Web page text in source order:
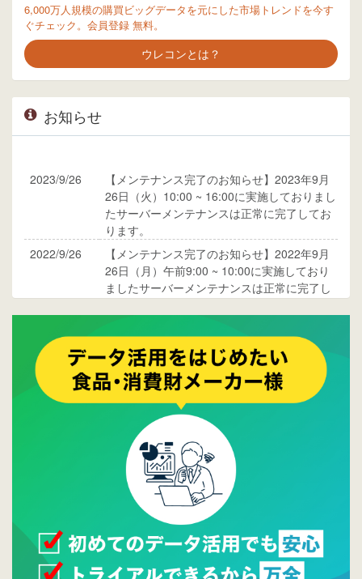
6,000万人規模の購買ビッグデータを元にした市場トレンドを今す
ぐチェック。会員登録 無料。
ウレコンとは？
お知らせ
2023/9/26
【メンテナンス完了のお知らせ】2023年9月
26日（火）10:00 ~ 16:00に実施しておりまし
たサーバーメンテナンスは正常に完了してお
ります。
2022/9/26
【メンテナンス完了のお知らせ】2022年9月
26日（月）午前9:00 ~ 10:00に実施しており
ましたサーバーメンテナンスは正常に完了し
ご覧ください。
2015/10/19
ウレコンのサイト機能を大幅バージョンアッ
プ。詳細はこちら。⇒告知ページへ
2015/09/28
ウレコンが機能拡充し、サイトリニューアル
しました。⇒
ウレコンFacebook
Facebookページを開設しました。詳細は
ら。
ウレコンサイトリリースしました。